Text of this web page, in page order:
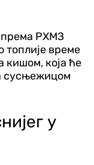
према РХМЗ
топлије време
кишом, која ће
сусњежицом
у